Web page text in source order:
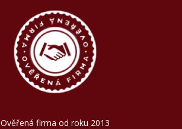
Ověřená firma od roku 2013